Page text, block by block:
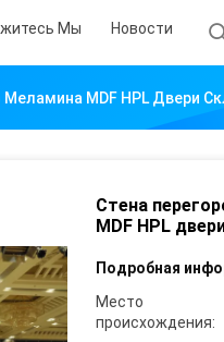
Мы Новости
MDF HPL Двери
Стена
MDF HPL
Подробная
Место
происхождения: